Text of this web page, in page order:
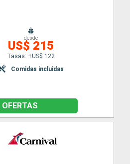
desde
US$ 215
Tasas: +US$ 122
Comidas incluidas